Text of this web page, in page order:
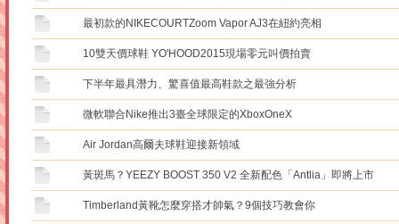
最初款的NIKECOURTZoom Vapor AJ3在紐約亮相
10雙天價球鞋 YO'HOOD2015現場零元叫價拍賣
下半年最具潛力、驚喜值最高鞋款之最強分析
微軟聯合Nike推出3臺全球限定的XboxOneX
Air Jordan高爾夫球鞋迎接新領域
黃斑馬？YEEZY BOOST 350 V2 全新配色「Antlia」即將上市
Timberland黃靴怎麼穿搭才帥氣？9個技巧教會你